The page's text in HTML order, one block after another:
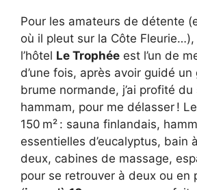
Pour les amateurs de détente
où il pleut sur la Côte Fleurie…),
l’hôtel Le Trophée est l’un de
d’une fois, après avoir guidé
brume normande, j’ai profité
hammam, pour me délasser !
150 m² : sauna finlandais,
essentielles d’eucalyptus, bain
deux, cabines de massage,
pour se retrouver à deux ou en